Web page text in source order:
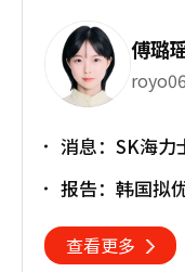
傅璐
消息：SK海力
报告：韩国拟
查看更多